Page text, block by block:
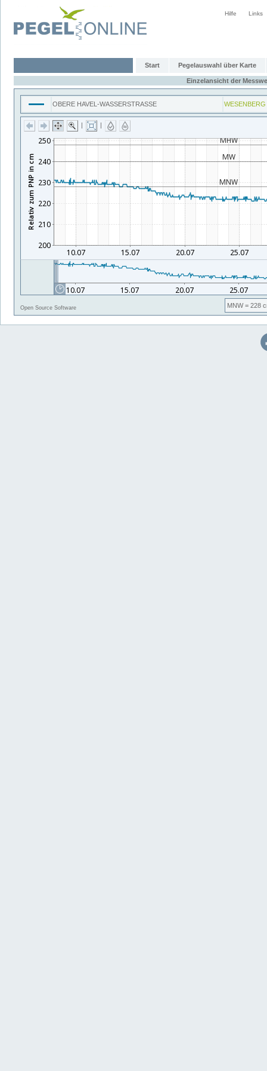
Hilfe Links
Start Pegelauswahl über Karte
Einzelansicht der
OBERE HAVEL-WASSERSTRASSE WESENBERG
| |
Open Source Software MNW= 228